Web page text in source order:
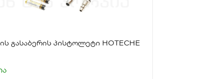
გასაბერის პისტოლეტი HOTECHE